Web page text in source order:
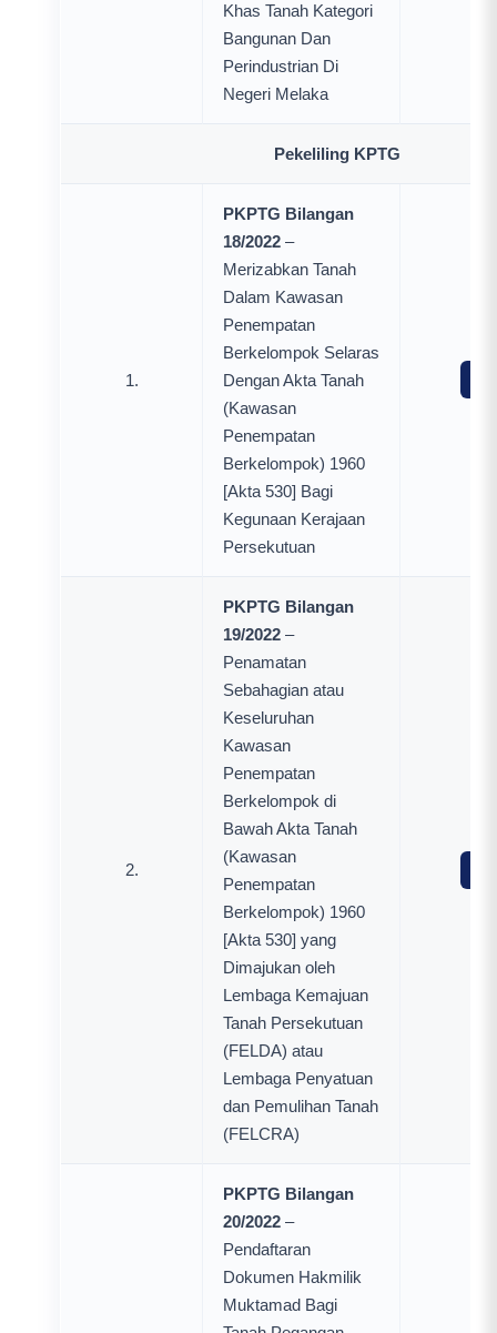
Khas Tanah Kategori
Bangunan Dan
Perindustrian Di
Negeri Melaka
Pekeliling KPTG
1.
PKPTG Bilangan
18/2022 –
Merizabkan Tanah
Dalam Kawasan
Penempatan
Berkelompok Selaras
Dengan Akta Tanah
(Kawasan
Penempatan
Berkelompok) 1960
[Akta 530] Bagi
Kegunaan Kerajaan
Persekutuan
2.
PKPTG Bilangan
19/2022 –
Penamatan
Sebahagian atau
Keseluruhan
Kawasan
Penempatan
Berkelompok di
Bawah Akta Tanah
(Kawasan
Penempatan
Berkelompok) 1960
[Akta 530] yang
Dimajukan oleh
Lembaga Kemajuan
Tanah Persekutuan
(FELDA) atau
Lembaga Penyatuan
dan Pemulihan Tanah
(FELCRA)
PKPTG Bilangan
20/2022 –
Pendaftaran
Dokumen Hakmilik
Muktamad Bagi